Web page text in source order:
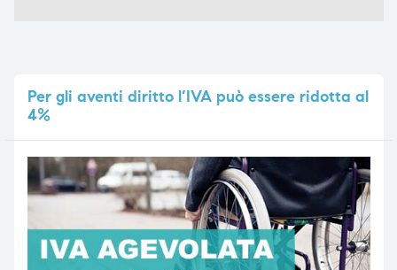
Pergli aventi diritto l’IVA può essere ridotta al
4%